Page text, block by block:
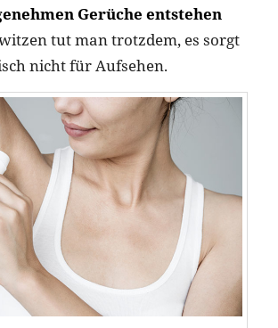
Gerüche entstehen
tut man trotzdem, es sorgt
nicht für Aufsehen.